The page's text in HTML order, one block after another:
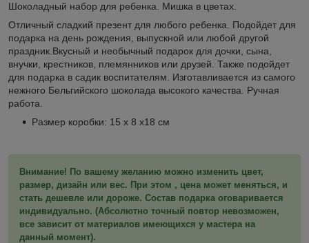
Шоколадный набор для ребенка. Мишка в цветах.
Отличный сладкий презент для любого ребенка. Подойдет для
подарка на день рождения, выпускной или любой другой
праздник.Вкусный и необычный подарок для дочки, сына,
внучки, крестников, племянников или друзей. Также подойдет
для подарка в садик воспитателям. Изготавливается из самого
нежного Бельгийского шоколада высокого качества. Ручная
работа.
Размер коробки: 15 х 8 х18 см
Внимание! По вашему желанию можно изменить цвет,
размер, дизайн или вес. При этом , цена может меняться, и
стать дешевле или дороже. Состав подарка оговаривается
индивидуально. (Абсолютно точный повтор невозможен,
все зависит от материалов имеющихся у мастера на
данный момент).